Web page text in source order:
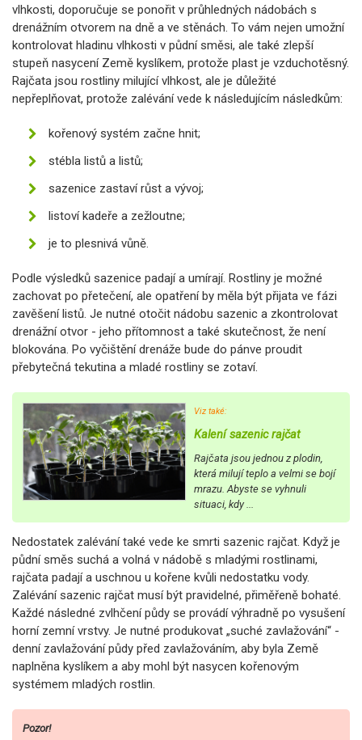
vlhkosti, doporučuje se ponořit v průhledných nádobách s
drenážním otvorem na dně a ve stěnách. To vám nejen umožní
kontrolovat hladinu vlhkosti v půdní směsi, ale také zlepší
stupeň nasycení Země kyslíkem, protože plast je vzduchotěsný.
Rajčata jsou rostliny milující vlhkost, ale je důležité
nepřeplňovat, protože zalévání vede k následujícím následkům:
kořenový systém začne hnit;
stébla listů a listů;
sazenice zastaví růst a vývoj;
listoví kadeře a zežloutne;
je to plesnivá vůně.
Podle výsledků sazenice padají a umírají. Rostliny je možné
zachovat po přetečení, ale opatření by měla být přijata ve fázi
zavěšení listů. Je nutné otočit nádobu sazenic a zkontrolovat
drenážní otvor - jeho přítomnost a také skutečnost, že není
blokována. Po vyčištění drenáže bude do pánve proudit
přebytečná tekutina a mladé rostliny se zotaví.
Viz také:
Kalení sazenic rajčat
Rajčata jsou jednou z plodin,
která milují teplo a velmi se bojí
mrazu. Abyste se vyhnuli
situaci, kdy ...
Nedostatek zalévání také vede ke smrti sazenic rajčat. Když je
půdní směs suchá a volná v nádobě s mladými rostlinami,
rajčata padají a uschnou u kořene kvůli nedostatku vody.
Zalévání sazenic rajčat musí být pravidelné, přiměřeně bohaté.
Každé následné zvlhčení půdy se provádí výhradně po vysušení
horní zemní vrstvy. Je nutné produkovat „suché zavlažování“ -
denní zavlažování půdy před zavlažováním, aby byla Země
naplněna kyslíkem a aby mohl být nasycen kořenovým
systémem mladých rostlin.
Pozor!